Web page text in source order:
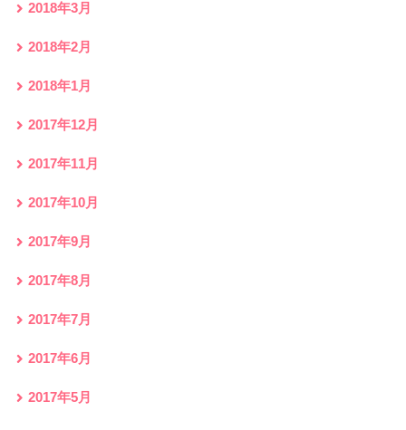
2018年3月
2018年2月
2018年1月
2017年12月
2017年11月
2017年10月
2017年9月
2017年8月
2017年7月
2017年6月
2017年5月